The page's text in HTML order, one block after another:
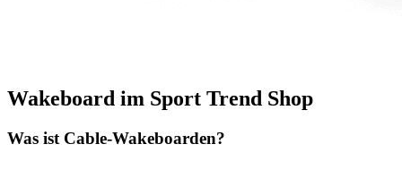
Wakeboard im Sport Trend Shop
Was ist Cable-Wakeboarden?